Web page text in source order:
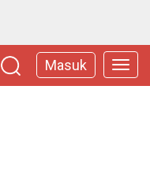
Masuk